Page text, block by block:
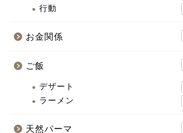
行動
お金関係
ご飯
デザート
ラーメン
天然パーマ